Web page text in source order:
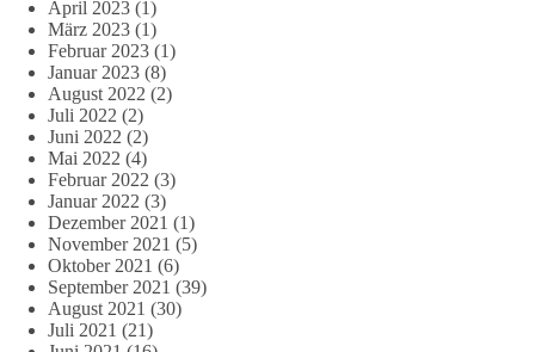
April 2023 (1)
März 2023 (1)
Februar 2023 (1)
Januar 2023 (8)
August 2022 (2)
Juli 2022 (2)
Juni 2022 (2)
Mai 2022 (4)
Februar 2022 (3)
Januar 2022 (3)
Dezember 2021 (1)
November 2021 (5)
Oktober 2021 (6)
September 2021 (39)
August 2021 (30)
Juli 2021 (21)